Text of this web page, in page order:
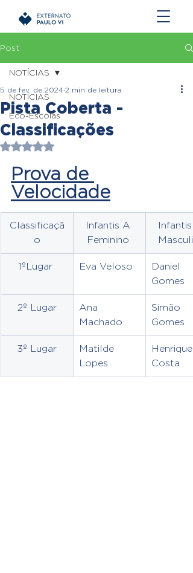
Post
NOTÍCIAS
Eco-Escolas
NOTÍCIAS
Pista Coberta -
Classificações
5 de fev. de 2024 2 min de leitura
Avaliado com NaN de 5 estrelas.
Prova de
Velocidade
Classificaçã
o
Infantis A
Feminino
Infantis
1ºLugar Eva Veloso
Daniel
Gomes
2º Lugar
Ana
Machado
Simão
Gomes
3º Lugar
Matilde
Lopes
Henrique
Costa